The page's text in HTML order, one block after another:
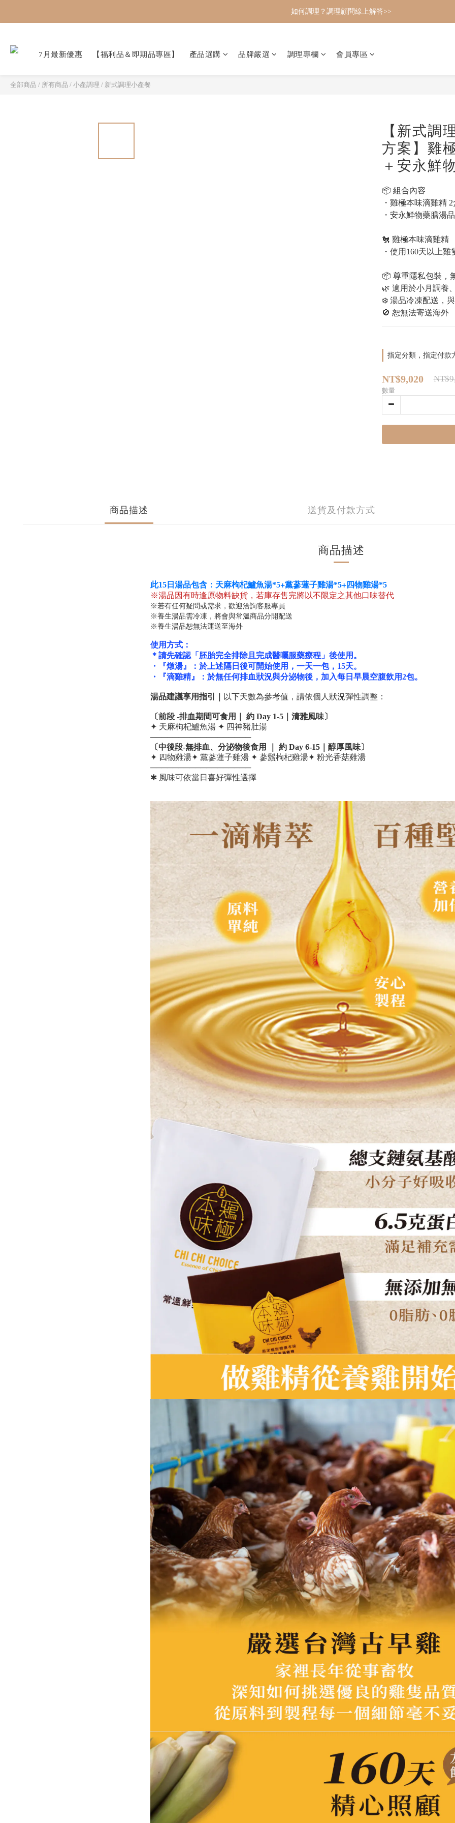
如何調理？調理顧問線上解答>>
7月最新優惠 【福利品＆即期品專區】 產品選購 品牌嚴選 調理專欄 會員專區
全部商品 / 所有商品 / 小產調理 / 新式調理小產餐
【新式調
方案】雞
＋安永鮮
📦 組合內容
・雞極本味滴雞精
・安永鮮物藥膳湯
🐔 雞極本味滴雞精
・使用160天以上
📦 尊重隱私包裝，
🌿 適用於小月調養
❄️ 湯品冷凍配送，
🚫 恕無法寄送海外
指定分類，指定付款
NT$9,020
數量
商品描述 送貨及付款方式
商品描述
此15日湯品包含： 天麻枸杞鱸魚湯*5+黨蔘蓮子雞湯*5+四物雞湯*5
※湯品因有時逢原物料缺貨，若庫存售完將以不限定之其他口味替代
※若有任何疑問或需求，歡迎洽詢客服專員
※養生湯品需冷凍，將會與常溫商品分開配送
※養生湯品恕無法運送至海外
使用方式：
＊請先確認「胚胎完全排除且完成醫囑服藥療程」後使用。
・『燉湯』：於上述隔日後可開始使用，一天一包，15天。
・『滴雞精』：於無任何排血狀況與分泌物後，加入每日早晨空腹飲用2包。
湯品建議享用指引｜ 以下天數為參考值，請依個人狀況彈性調整：
〔前段 -排血期間可食用
｜ 約 Day 1-5｜清雅風味〕
✦ 天麻枸杞鱸魚湯 ✦ 四神豬肚湯
──────────────────
〔中後段-無排血、分泌物後食用
｜ 約 Day 6-15｜醇厚風味〕
✦ 四物雞湯✦ 黨蔘蓮子雞湯 ✦ 蔘鬚枸杞雞湯✦ 粉光香菇雞湯
──────────────────
✱ 風味可依當日喜好彈性選擇